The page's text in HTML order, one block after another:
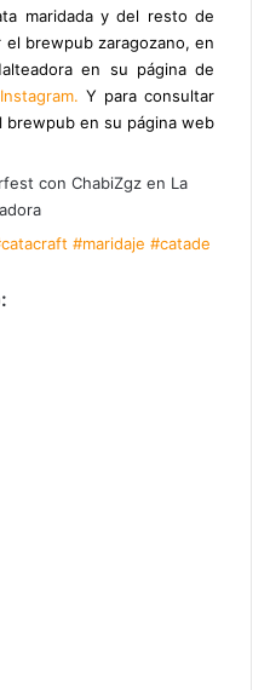
maridada y del resto de
brewpub zaragozano, en
en su página de
Instagram.Y para consultar
brewpub en su página web
#maridaje #catade